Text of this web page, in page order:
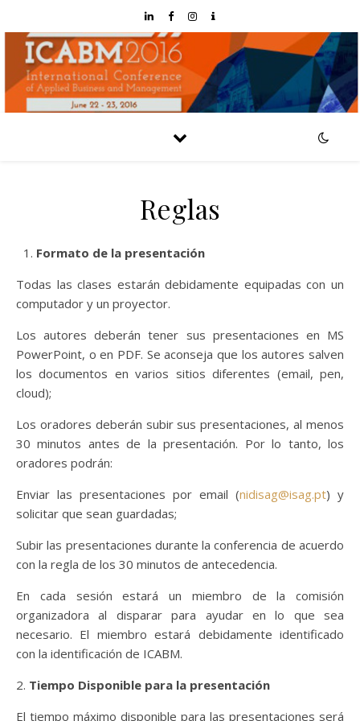
Reglas
Formato de la presentación
Todas las clases estarán debidamente equipadas con un
computador y un proyector.
Los autores deberán tener sus presentaciones en MS
PowerPoint, o en PDF. Se aconseja que los autores salven
los documentos en varios sitios diferentes (email, pen,
cloud);
Los oradores deberán subir sus presentaciones, al menos
30 minutos antes de la presentación. Por lo tanto, los
oradores podrán:
Enviar las presentaciones por email (nidisag@isag.pt) y
solicitar que sean guardadas;
Subir las presentaciones durante la conferencia de acuerdo
con la regla de los 30 minutos de antecedencia.
En cada sesión estará un miembro de la comisión
organizadora al disparar para ayudar en lo que sea
necesario. El miembro estará debidamente identificado
con la identificación de ICABM.
2. Tiempo Disponible para la presentación
El tiempo máximo disponible para las presentaciones será